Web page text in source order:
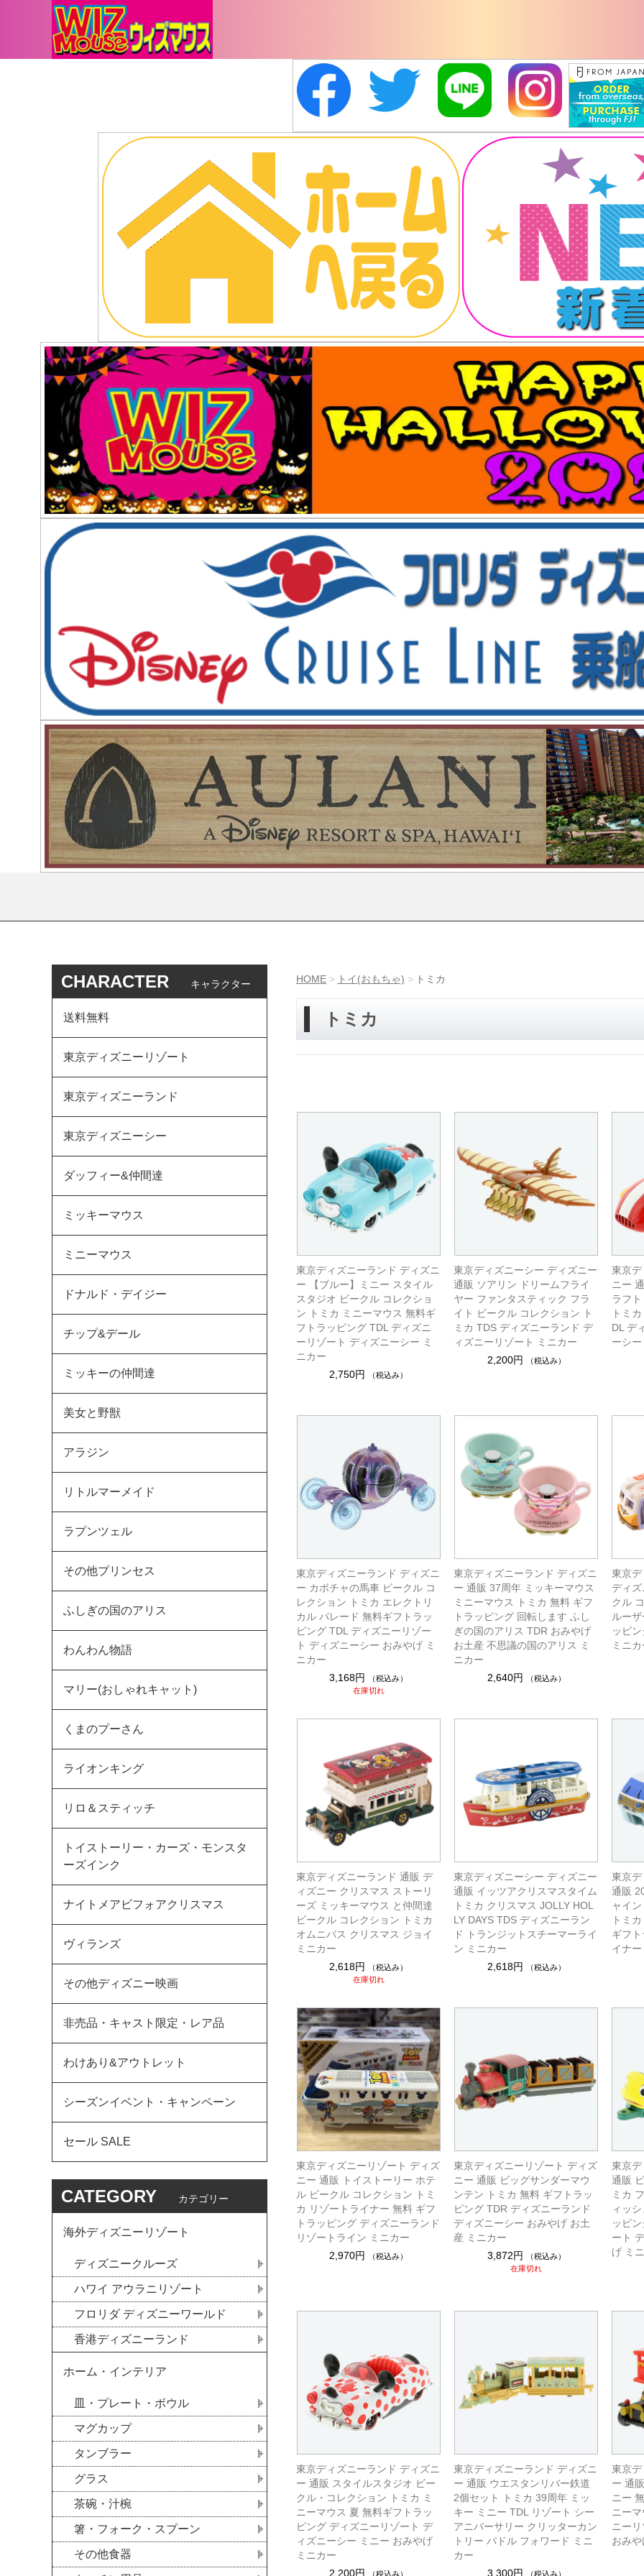
HOME トイ(おもちゃ) トミカ
トミカ
東京ディズニーランド ディズニ
ー 【ブルー】ミニー スタイル
スタジオ ビークル コレクショ
ン トミカ ミニーマウス 無料ギ
フトラッピング TDL ディズニ
ーリゾート ディズニーシー ミ
ニカー
2,750円
（税込み）
東京ディズニーシー ディズニー
通販 ソアリン ドリームフライ
ヤー ファンタスティック フラ
イト ビークル コレクション ト
ミカ TDS ディズニーランド デ
ィズニーリゾート ミニカー
2,200円
（税込み）
東京
ニー
ラフ
トミ
DL デ
ーシ
東京ディズニーランド ディズニ
ー カボチャの馬車 ビークル コ
レクション トミカ エレクトリ
カル パレード 無料ギフトラッ
ピング TDL ディズニーリゾー
ト ディズニーシー おみやげ ミ
ニカー
3,168円
（税込み）
在庫切れ
東京ディズニーランド ディズニ
ー 通販 37周年 ミッキーマウス
ミニーマウス トミカ 無料 ギフ
トラッピング 回転します ふし
ぎの国のアリス TDR おみやげ
お土産 不思議の国のアリス ミ
ニカー
2,640円
（税込み）
東京
ディ
クル
ルー
ッピ
ミニカ
東京ディズニーランド 通販 デ
ィズニー クリスマス ストーリ
ーズ ミッキーマウス と仲間達
ビークル コレクション トミカ
オムニバス クリスマス ジョイ
ミニカー
2,618円
（税込み）
在庫切れ
東京ディズニーシー ディズニー
通販 イッツアクリスマスタイム
トミカ クリスマス JOLLY HOL
LY DAYS TDS ディズニーラン
ド トランジットスチーマーライ
ン ミニカー
2,618円
（税込み）
東京
通販
ャイ
トミ
ギフ
イナ
東京ディズニーリゾート ディズ
ニー 通販 トイストーリー ホテ
ル ビークル コレクション トミ
カ リゾートライナー 無料 ギフ
トラッピング ディズニーランド
リゾートライン ミニカー
2,970円
（税込み）
東京ディズニーリゾート ディズ
ニー 通販 ビッグサンダーマウ
ンテン トミカ 無料 ギフトラッ
ピング TDR ディズニーランド
ディズニーシー おみやげ お土
産 ミニカー
3,872円
（税込み）
在庫切れ
東京
通販
ミカ
ィッ
ッピ
ート
げ ミ
東京ディズニーランド ディズニ
ー 通販 スタイルスタジオ ビー
クル・コレクション トミカ ミ
ニーマウス 夏 無料ギフトラッ
ピング ディズニーリゾート デ
ィズニーシー ミニー おみやげ
ミニカー
2,200円
（税込み）
東京ディズニーランド ディズニ
ー 通販 ウエスタンリバー鉄道
2個セット トミカ 39周年 ミッ
キー ミニー TDL リゾート シー
アニバーサリー クリッターカン
トリー パドル フォワード ミニ
カー
3,300円
（税込み）
東京
ー 通
ニー
ニー
ニー
おみ
CHARACTER キャラクター
送料無料
東京ディズニーリゾート
東京ディズニーランド
東京ディズニーシー
ダッフィー&仲間達
ミッキーマウス
ミニーマウス
ドナルド・デイジー
チップ&デール
ミッキーの仲間達
美女と野獣
アラジン
リトルマーメイド
ラプンツェル
その他プリンセス
ふしぎの国のアリス
わんわん物語
マリー(おしゃれキャット)
くまのプーさん
ライオンキング
リロ＆スティッチ
トイストーリー・カーズ・モンスタ
ーズインク
ナイトメアビフォアクリスマス
ヴィランズ
その他ディズニー映画
非売品・キャスト限定・レア品
わけあり&アウトレット
シーズンイベント・キャンペーン
セール SALE
CATEGORY カテゴリー
海外ディズニーリゾート
ディズニークルーズ
ハワイ アウラニリゾート
フロリダ ディズニーワールド
香港ディズニーランド
ホーム・インテリア
皿・プレート・ボウル
マグカップ
タンブラー
グラス
茶碗・汁椀
箸・フォーク・スプーン
その他食器